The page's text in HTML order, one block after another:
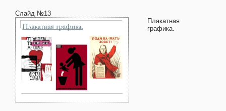
Слайд №13
Плакатная
графика.